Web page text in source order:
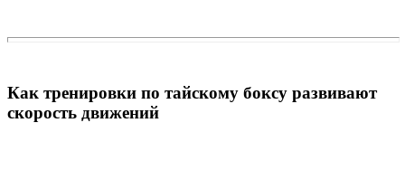
Как тренировки по тайскому боксу развивают
скорость движений